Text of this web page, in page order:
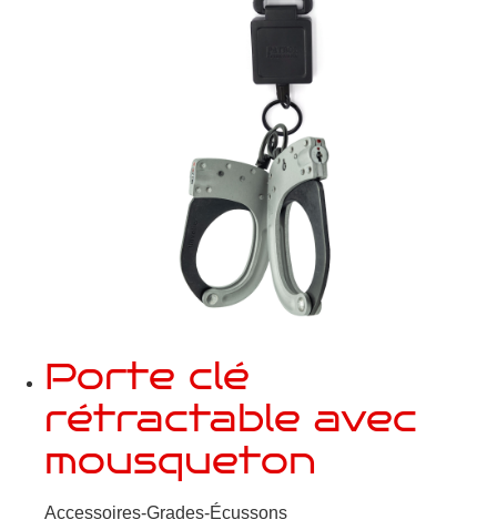
Porte clé
rétractable avec
mousqueton
Accessoires-Grades-Écussons